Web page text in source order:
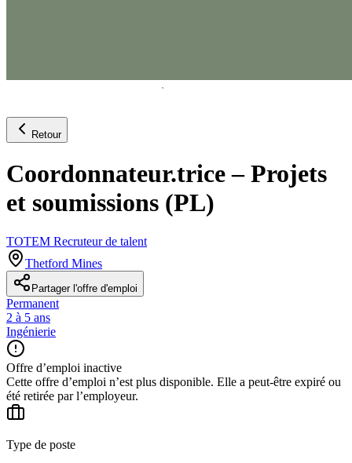
Retour
Coordonnateur.trice – Projets
et soumissions (PL)
TOTEM Recruteur de talent
Thetford Mines
Partager l'offre d'emploi
Permanent
2 à 5 ans
Ingénierie
Offre d’emploi inactive
Cette offre d’emploi n’est plus disponible. Elle a peut-être expiré ou
été retirée par l’employeur.
Type de poste